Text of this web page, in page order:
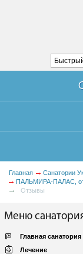
Главная Санатории
ПАЛЬМИРА-ПАЛАС,
Отзывы
Меню
Главная санатория
Лечение